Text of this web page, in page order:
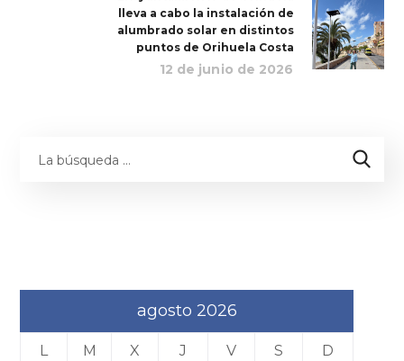
lleva a cabo la instalación de
alumbrado solar en distintos
puntos de Orihuela Costa
12 de junio de 2026
agosto 2026
L M X J V S D